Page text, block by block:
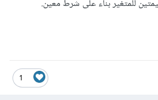
للمتغير بناء على شرط معين.
1